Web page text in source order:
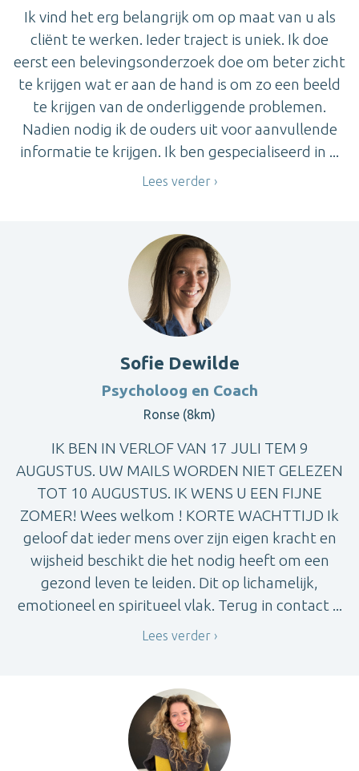
Ik vind het erg belangrijk om op maat van u als
cliënt te werken. Ieder traject is uniek. Ik doe
eerst een belevingsonderzoek doe om beter zicht
te krijgen wat er aan de hand is om zo een beeld
te krijgen van de onderliggende problemen.
Nadien nodig ik de ouders uit voor aanvullende
informatie te krijgen. Ik ben gespecialiseerd in ...
Lees verder
Sofie Dewilde
Psycholoog en Coach
Ronse (8km)
IK BEN IN VERLOF VAN 17 JULI TEM 9
AUGUSTUS. UW MAILS WORDEN NIET GELEZEN
TOT 10 AUGUSTUS. IK WENS U EEN FIJNE
ZOMER! Wees welkom ! KORTE WACHTTIJD Ik
geloof dat ieder mens over zijn eigen kracht en
wijsheid beschikt die het nodig heeft om een
gezond leven te leiden. Dit op lichamelijk,
emotioneel en spiritueel vlak. Terug in contact ...
Lees verder